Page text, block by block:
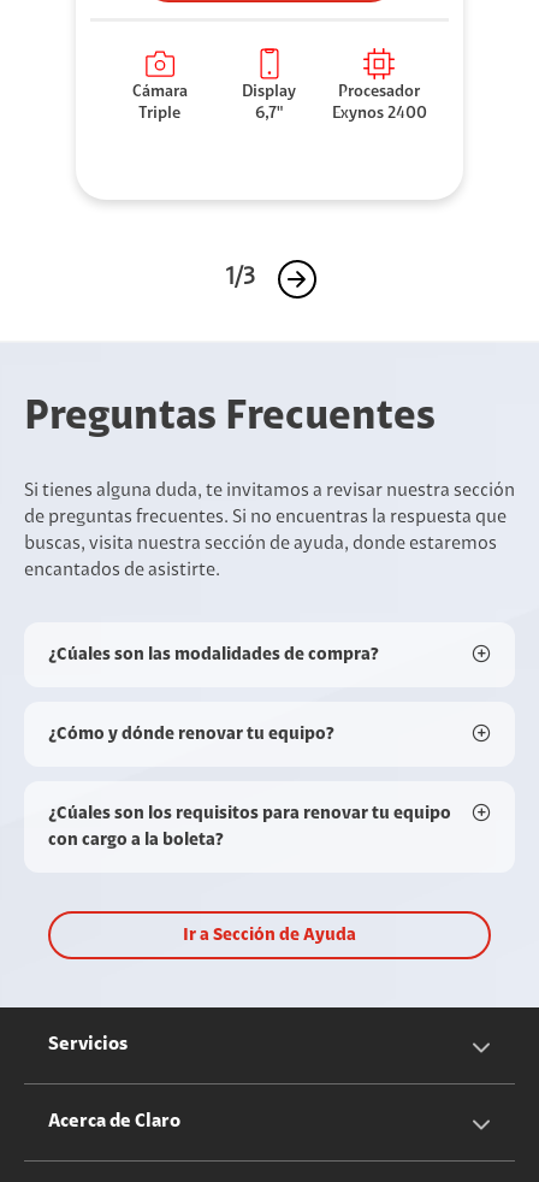
Cámara
Triple
Display
6,7"
Procesador
Exynos 2400
1/3
Preguntas Frecuentes
Si tienes alguna duda, te invitamos a revisar nuestra sección
de preguntas frecuentes. Si no encuentras la respuesta que
buscas, visita nuestra sección de ayuda, donde estaremos
encantados de asistirte.
¿Cúales son las modalidades de compra?
¿Cómo y dónde renovar tu equipo?
¿Cúales son los requisitos para renovar tu equipo
con cargo a la boleta?
Ir a Sección de Ayuda
Servicios
Servicios Móviles
Acerca de Claro